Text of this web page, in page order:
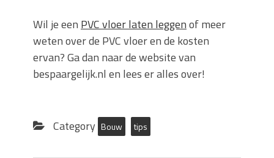
Wil je een PVC vloer laten leggenof meer
weten over de PVC vloer en de kosten
ervan? Ga dan naar de website van
bespaargelijk.nl en lees er alles over!
Category Bouw tips